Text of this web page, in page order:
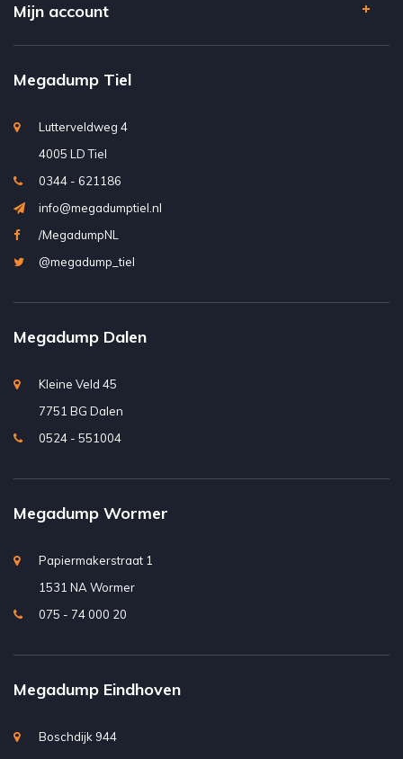
Mijn account
Megadump Tiel
Lutterveldweg 4
4005 LD Tiel
0344 - 621186
info@megadumptiel.nl
/MegadumpNL
@megadump_tiel
Megadump Dalen
Kleine Veld 45
7751 BG Dalen
0524 - 551004
Megadump Wormer
Papiermakerstraat 1
1531 NA Wormer
075 - 74 000 20
Megadump Eindhoven
Boschdijk 944